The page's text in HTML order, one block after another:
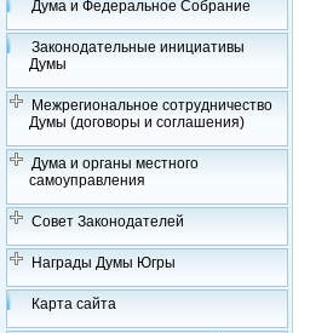
Дума и Федеральное Собрание
Законодательные инициативы
Думы
Межрегиональное сотрудничество
Думы (договоры и соглашения)
Дума и органы местного
самоуправления
Совет Законодателей
Награды Думы Югры
Карта сайта